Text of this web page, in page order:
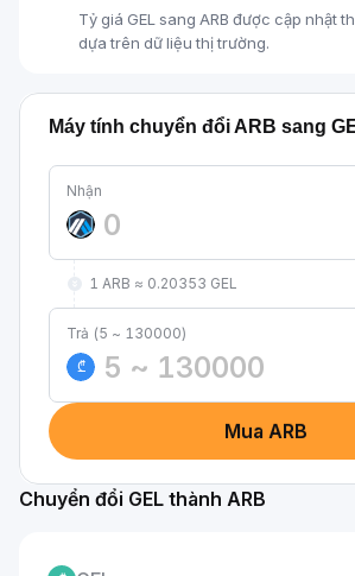
Tỷ giá GEL sang ARB được cập nhật
dựa trên dữ liệu thị trường.
Máy tính chuyển đổi ARB sang
Nhận
1 ARB ≈ 0.20353 GEL
Trả (5 ~ 130000)
₾
Mua ARB
Chuyển đổi GEL thành ARB